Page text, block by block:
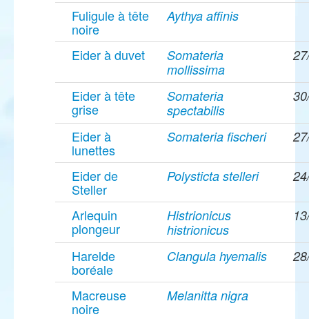
Fuligule à tête
noire
Aythya affinis
Eider à duvet
Somateria
mollissima
Eider à tête
grise
Somateria
spectabilis
Eider à
lunettes
Somateria fischeri
Eider de
Steller
Polysticta stelleri
Arlequin
plongeur
Histrionicus
histrionicus
Harelde
boréale
Clangula hyemalis
Macreuse
noire
Melanitta nigra